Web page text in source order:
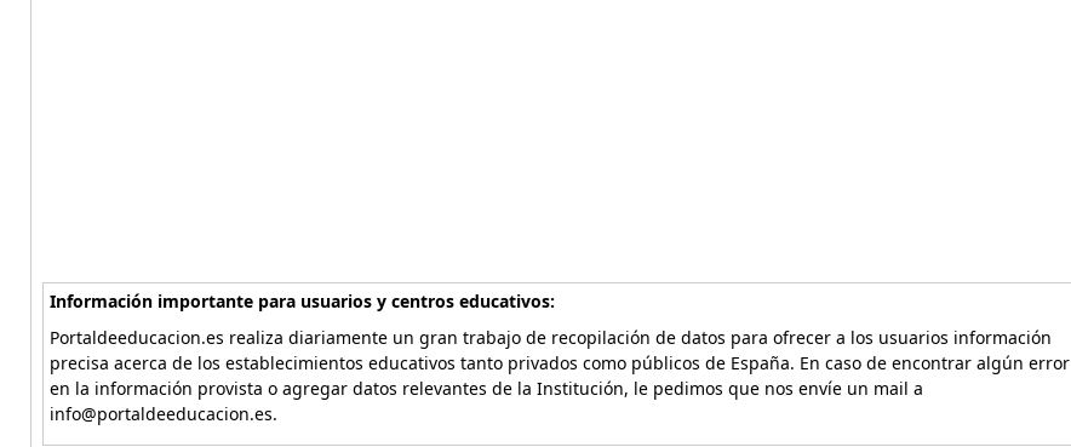
Información importante para usuarios y centros educativos:
Portaldeeducacion.es realiza diariamente un gran trabajo de recopilación de datos para ofrecer a los usuarios información
precisa acerca de los establecimientos educativos tanto privados como públicos de España. En caso de encontrar algún error
en la información provista o agregar datos relevantes de la Institución, le pedimos que nos envíe un mail a
info@portaldeeducacion.es.